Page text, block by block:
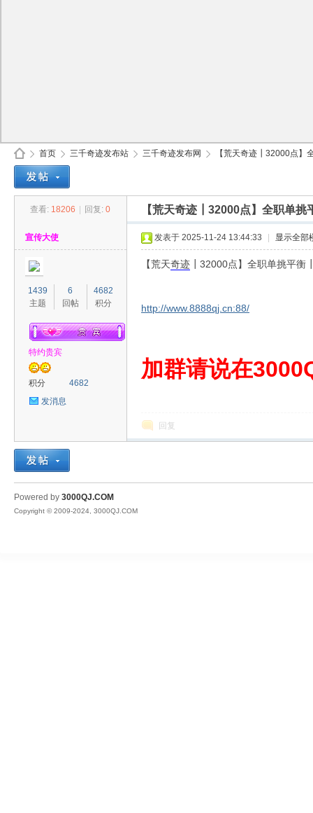
QJ
首页
›
三千奇迹发布站 三千奇迹发布网
›
【荒天奇迹┃32000点】
查看: 18206 回复: 0 【荒天奇迹┃32000点】全职单
宣传大使
1439
主题
6
回帖
4682
积分
特约贵宾
积分
4682
发消息
发表于 2025-11-24 13:44:33 显示全部
【荒天奇迹 ┃32000点】全职单挑平
http://www.8888qj.cn:88/
加群请说在
回复
Powered by 3000QJ.COM
Copyright © 2009-2024, 3000QJ.COM